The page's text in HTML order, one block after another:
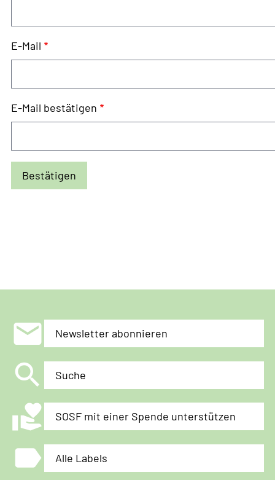
E-
Mail
E-Mail
E-Mail bestätigen
mail Newsletter abonnieren
search Suche
volunteer_activism SOSF mit einer Spende unterstützen
label Alle Labels